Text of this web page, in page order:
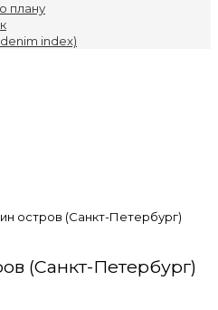
плану
index)
остров (Санкт-Петербург)
(Санкт-Петербург)